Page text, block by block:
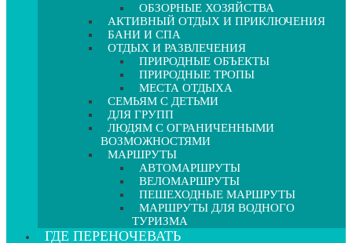
ОБЗОРНЫЕ ХОЗЯЙСТВА
АКТИВНЫЙ ОТДЫХ И ПРИКЛЮЧЕНИЯ
БАНИ И СПА
ОТДЫХ И РАЗВЛЕЧЕНИЯ
ПРИРОДНЫЕ ОБЪЕКТЫ
ПРИРОДНЫЕ ТРОПЫ
МЕСТА ОТДЫХА
СЕМЬЯМ С ДЕТЬМИ
ДЛЯ ГРУПП
ЛЮДЯМ С ОГРАНИЧЕННЫМИ
ВОЗМОЖНОСТЯМИ
МАРШРУТЫ
АВТОМАРШРУТЫ
ВЕЛОМАРШРУТЫ
ПЕШЕХОДНЫЕ МАРШРУТЫ
МАРШРУТЫ ДЛЯ ВОДНОГО
ТУРИЗМА
ГДЕ ПЕРЕНОЧЕВАТЬ